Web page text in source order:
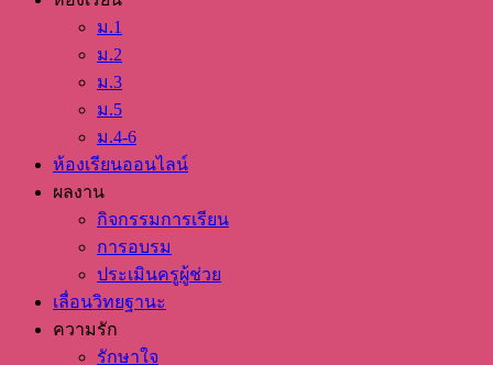
ม.1
ม.2
ม.3
ม.5
ม.4-6
ห้องเรียนออนไลน์
ผลงาน
กิจกรรมการเรียน
การอบรม
ประเมินครูผู้ช่วย
เลื่อนวิทยฐานะ
ความรัก
รักษาใจ